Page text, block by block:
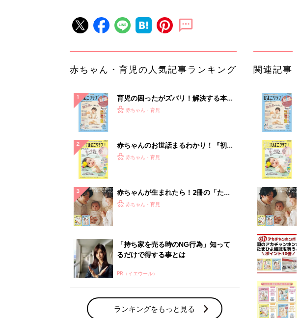
赤ちゃん・育児の人気記事ランキング
育児の困ったがズバリ！解決する本
『ひよこクラブ 秋号』 4カ月～2才
赤ちゃん・育児
赤ちゃんのお世話まるわかり！『初め
てのひよこクラブ 夏号』〈巻頭大特
赤ちゃん・育児
赤ちゃんが生まれたら！2冊の「たま
ひよ」
赤ちゃん・育児
「持ち家を売る時のNG行為」知って
るだけで得する事とは
PR（イエウール）
ランキングをもっと見る
関連記事